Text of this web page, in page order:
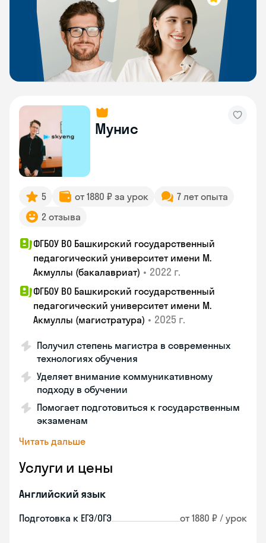
Мунис
5 от 1880 ₽ за урок
7 лет опыта
2 отзыва
ФГБОУ ВО Башкирский государственный
педагогический университет имени М.
Акмуллы (бакалавриат) • 2022 г.
ФГБОУ ВО Башкирский государственный
педагогический университет имени М.
Акмуллы (магистратура) • 2025 г.
Получил степень магистра в современных
технологиях обучения
Уделяет внимание коммуникативному
подходу в обучении
Помогает подготовиться к государственным
экзаменам
Читать дальше
Услуги и цены
Английский язык
Подготовка к ЕГЭ/ОГЭ от 1880 ₽ / урок